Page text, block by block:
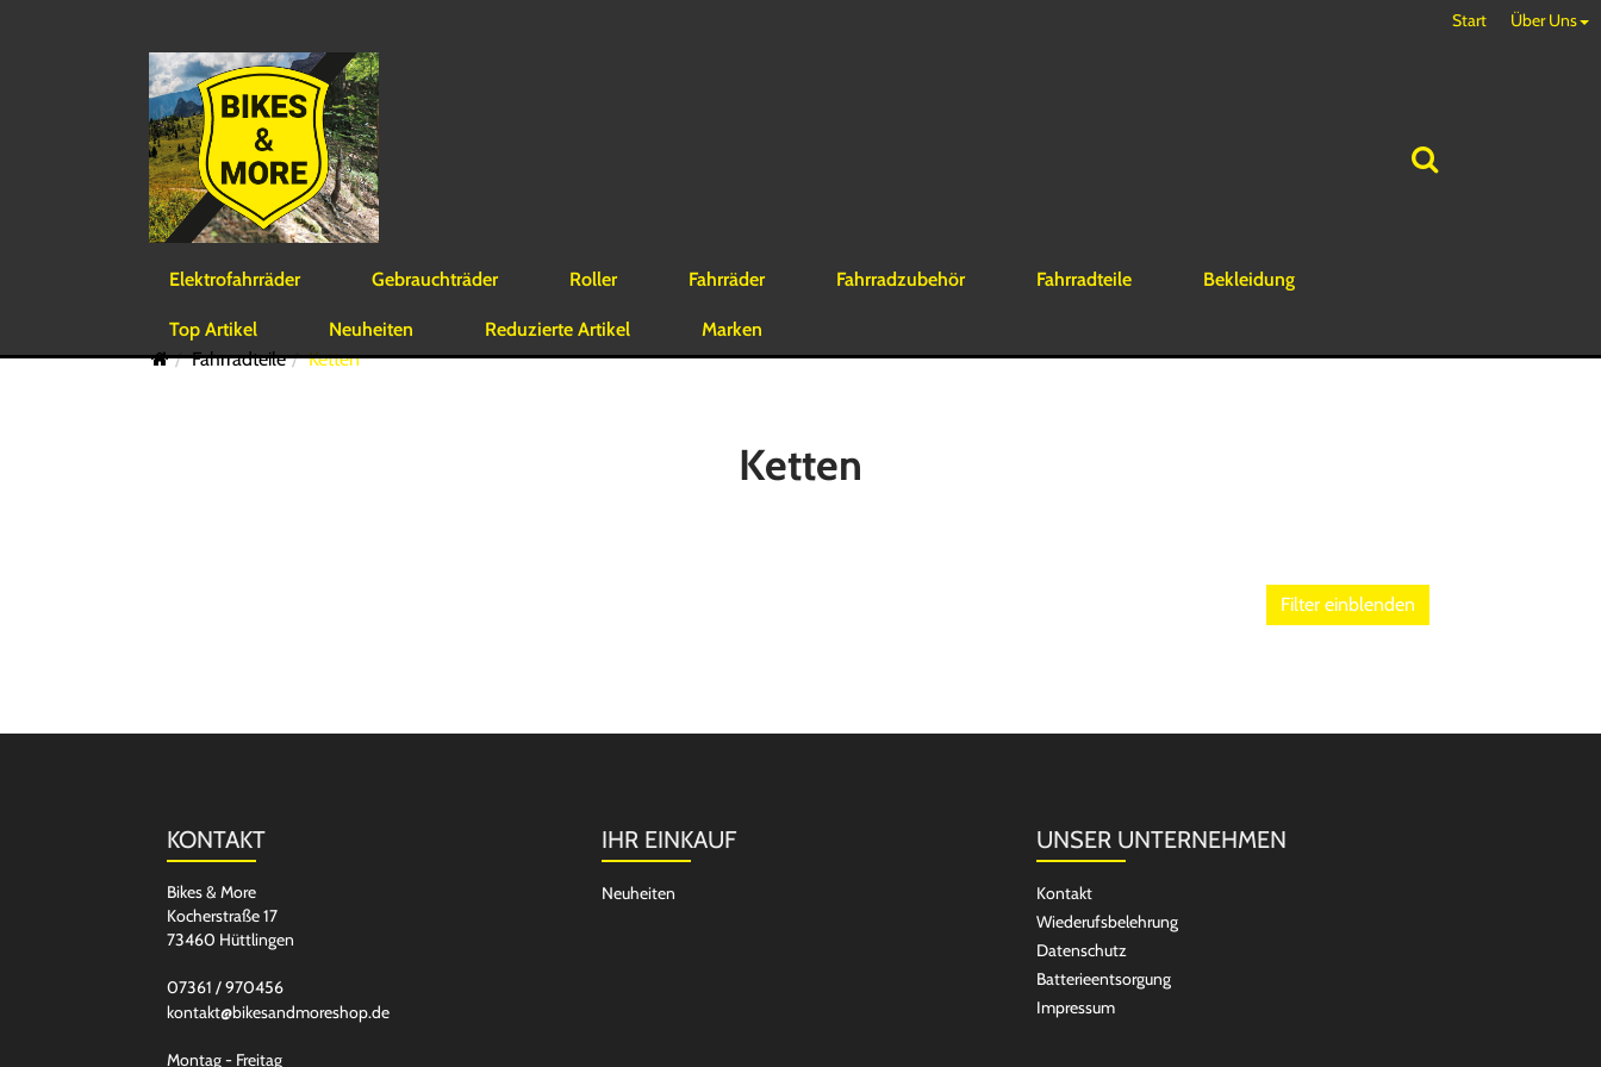
Start Über Uns
Elektrofahrräder Gebrauchträder Roller Fahrräder Fahrradzubehör Fahrradteile Bekleidung
Top Artikel Neuheiten Reduzierte Artikel
Marken
Fahrradteile
Ketten
Ketten
Filter einblenden
KONTAKT
Bikes & More
Kocherstraße 17
73460 Hüttlingen
07361 / 970456
kontakt@bikesandmoreshop.de
Montag - Freitag
IHR EINKAUF
Neuheiten
UNSER UNTERNEHMEN
Kontakt
Wiederufsbelehrung
Datenschutz
Batterieentsorgung
Impressum